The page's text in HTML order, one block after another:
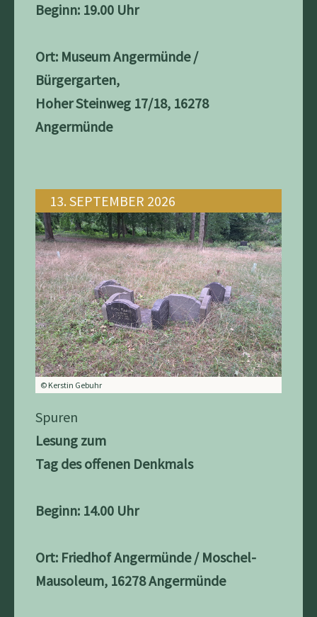
Beginn: 19.00 Uhr
Ort: Museum Angermünde /
Bürgergarten,
Hoher Steinweg 17/18, 16278
Angermünde
13. SEPTEMBER 2026
© Kerstin Gebuhr
Spuren
Lesung zum
Tag des offenen Denkmals
Beginn: 14.00 Uhr
Ort: Friedhof Angermünde / Moschel-
Mausoleum, 16278 Angermünde